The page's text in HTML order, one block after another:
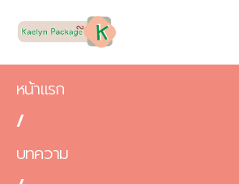
หน้าแรก
/
บทความ